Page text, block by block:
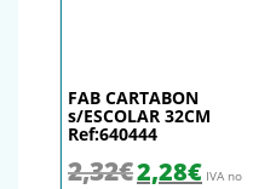
FAB CARTABON
s/ESCOLAR 32CM
Ref:640444
2,32€El precio original
2,28€El
IVA no